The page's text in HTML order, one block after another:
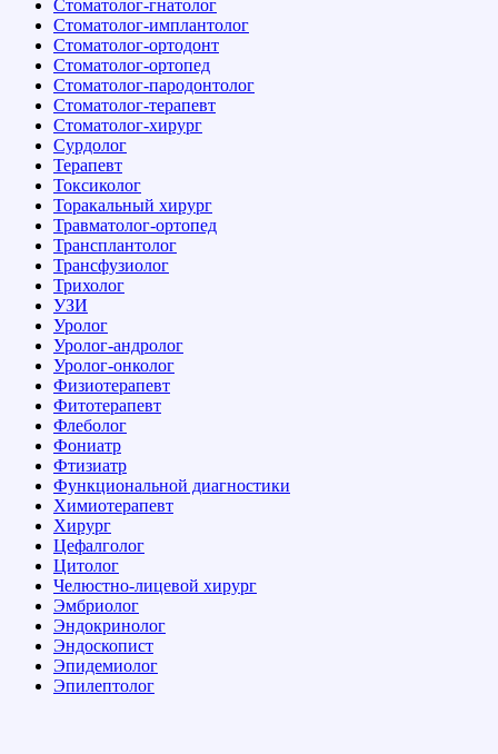
Стоматолог-гнатолог
Стоматолог-имплантолог
Стоматолог-ортодонт
Стоматолог-ортопед
Стоматолог-пародонтолог
Стоматолог-терапевт
Стоматолог-хирург
Сурдолог
Терапевт
Токсиколог
Торакальный хирург
Травматолог-ортопед
Трансплантолог
Трансфузиолог
Трихолог
УЗИ
Уролог
Уролог-андролог
Уролог-онколог
Физиотерапевт
Фитотерапевт
Флеболог
Фониатр
Фтизиатр
Функциональной диагностики
Химиотерапевт
Хирург
Цефалголог
Цитолог
Челюстно-лицевой хирург
Эмбриолог
Эндокринолог
Эндоскопист
Эпидемиолог
Эпилептолог